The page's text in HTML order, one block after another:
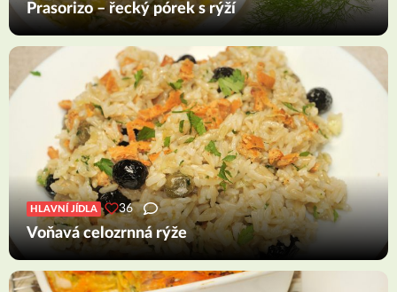
Prasorizo – řecký pórek s rýží
HLAVNÍ JÍDLA 36
Voňavá celozrnná rýže